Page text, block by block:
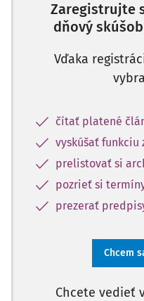
Zaregistrujte
dňový
Vďaka
čítať platené
vyskúšať funkciu
prelistovať si
pozrieť si
prezerať
Chcem
Chcete vedieť